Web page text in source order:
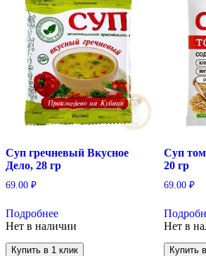
Суп гречневый Вкусное
Дело, 28 гр
69.00 ₽
Подробнее
Нет в наличии
Купить в 1 клик
Суп
20 гр
69.00 ₽
Нет в
Купить